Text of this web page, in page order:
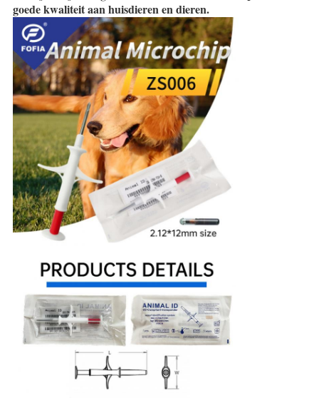
goede kwaliteit aan huisdieren en dieren.